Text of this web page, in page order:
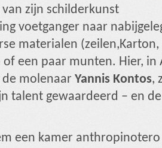
zijn schilderkunst
voetganger naar
materialen
een paar munten. Hier,
molenaar Yannis Kontos,
talent gewaardeerd – en
een ​​kamer